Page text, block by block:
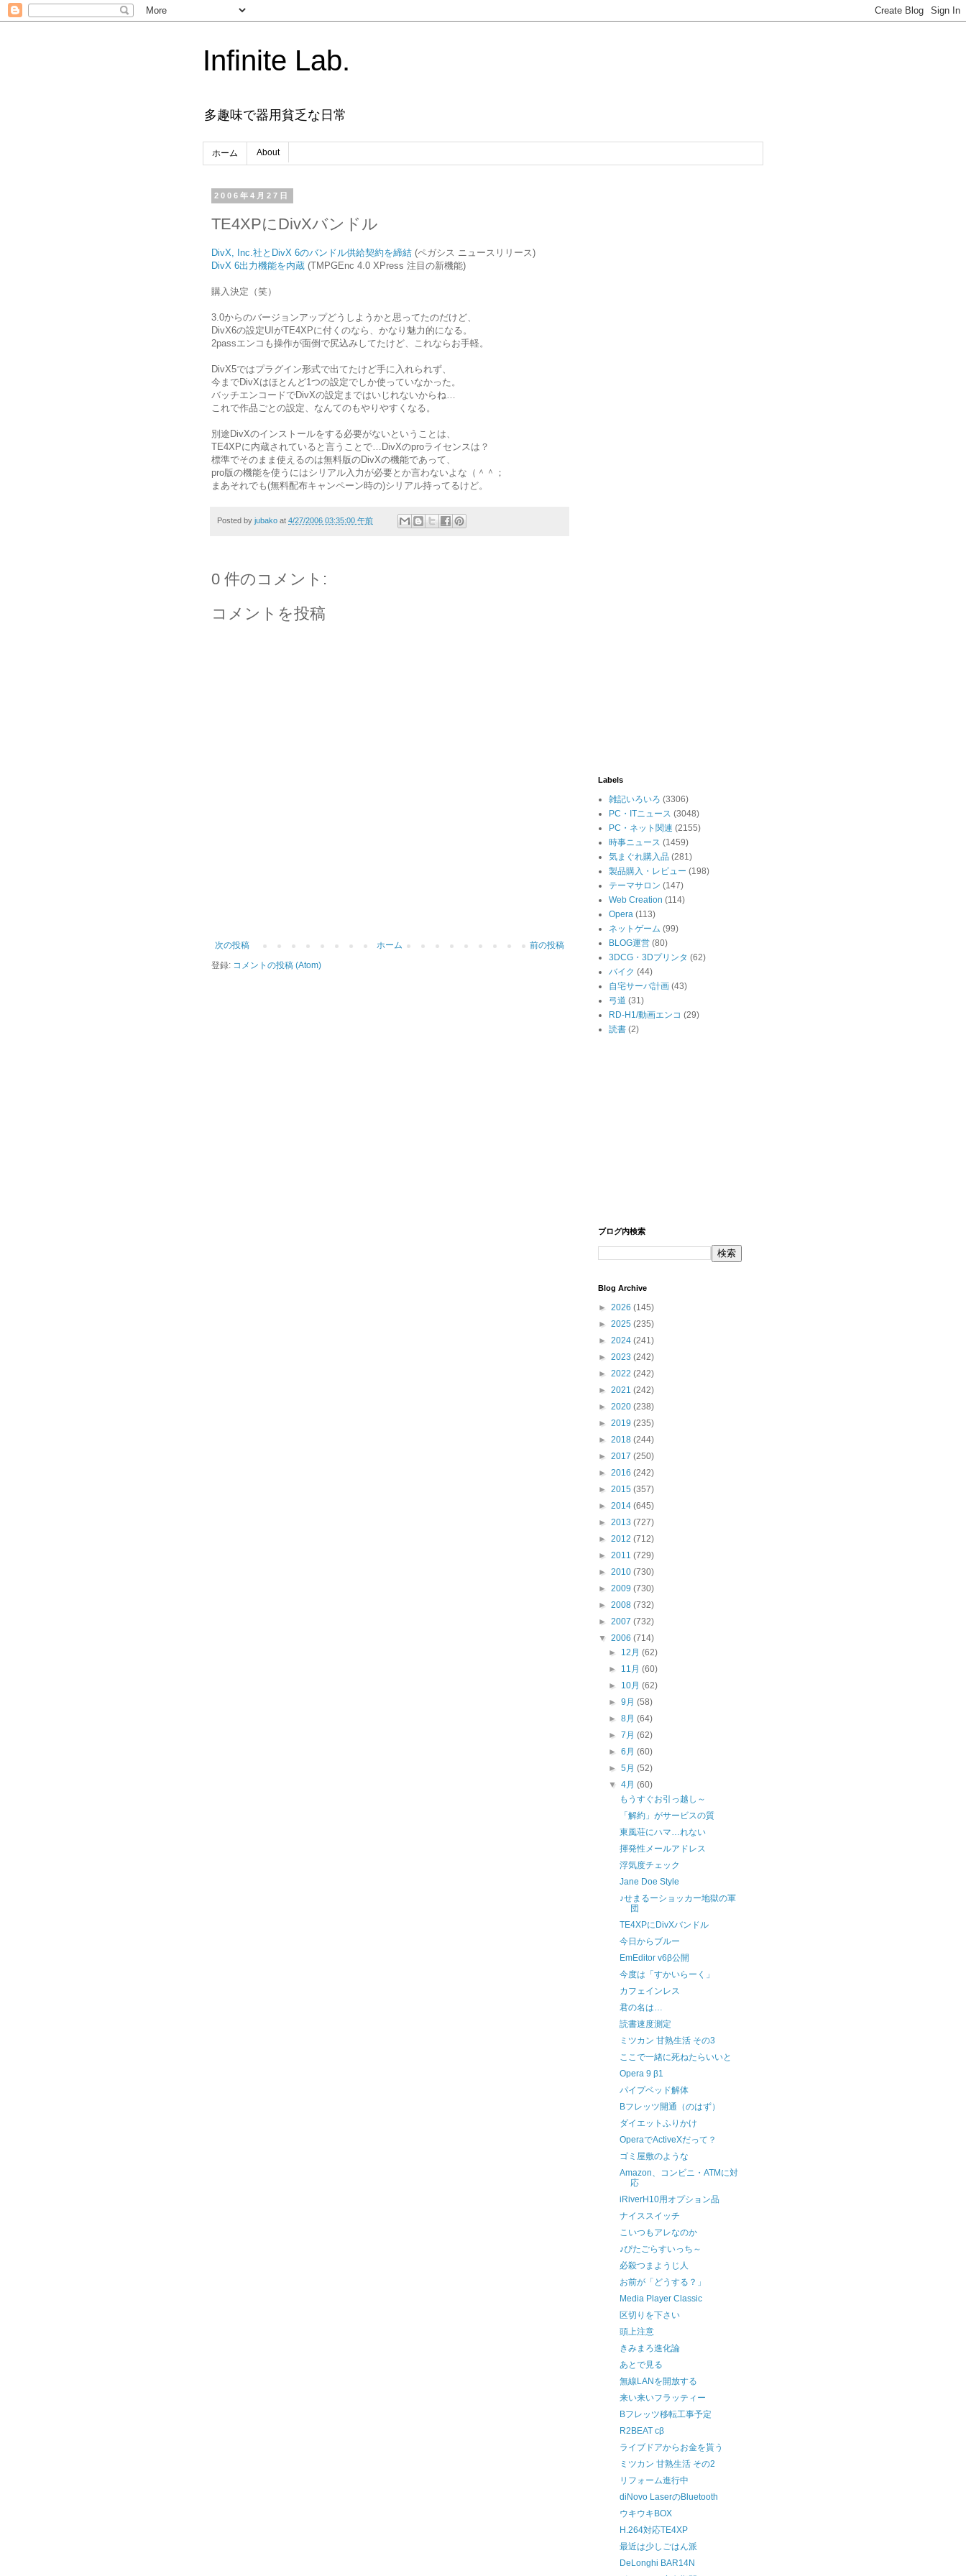
Infinite Lab.
多趣味で器用貧乏な日常
ホーム About
2006年4月27日
TE4XPにDivXバンドル
DivX, Inc.社とDivX 6のバンドル供給契約を締結 (ペガシス ニュースリリース)
DivX 6出力機能を内蔵 (TMPGEnc 4.0 XPress 注目の新機能)
購入決定（笑）
3.0からのバージョンアップどうしようかと思ってたのだけど、
DivX6の設定UIがTE4XPに付くのなら、かなり魅力的になる。
2passエンコも操作が面倒で尻込みしてたけど、これならお手軽。
DivX5ではプラグイン形式で出てたけど手に入れられず、
今までDivXはほとんど1つの設定でしか使っていなかった。
バッチエンコードでDivXの設定まではいじれないからね…
これで作品ごとの設定、なんてのもやりやすくなる。
別途DivXのインストールをする必要がないということは、
TE4XPに内蔵されていると言うことで…DivXのproライセンスは？
標準でそのまま使えるのは無料版のDivXの機能であって、
pro版の機能を使うにはシリアル入力が必要とか言わないよな（＾＾；
まあそれでも(無料配布キャンペーン時の)シリアル持ってるけど。
Posted by jubako at 4/27/2006 03:35:00 午前
0 件のコメント:
コメントを投稿
次の投稿 前の投稿
ホーム
登録: コメントの投稿 (Atom)
Labels
雑記いろいろ (3306)
PC・ITニュース (3048)
PC・ネット関連 (2155)
時事ニュース (1459)
気まぐれ購入品 (281)
製品購入・レビュー (198)
テーマサロン (147)
Web Creation (114)
Opera (113)
ネットゲーム (99)
BLOG運営 (80)
3DCG・3Dプリンタ (62)
バイク (44)
自宅サーバ計画 (43)
弓道 (31)
RD-H1/動画エンコ (29)
読書 (2)
ブログ内検索
Blog Archive
► 2026 (145)
► 2025 (235)
► 2024 (241)
► 2023 (242)
► 2022 (242)
► 2021 (242)
► 2020 (238)
► 2019 (235)
► 2018 (244)
► 2017 (250)
► 2016 (242)
► 2015 (357)
► 2014 (645)
► 2013 (727)
► 2012 (712)
► 2011 (729)
► 2010 (730)
► 2009 (730)
► 2008 (732)
► 2007 (732)
▼ 2006 (714)
► 12月(62)
► 11月(60)
► 10月(62)
►9月(58)
►8月(64)
►7月(62)
►6月(60)
►5月(52)
▼4月(60)
もうすぐお引っ越し～
「解約」がサービスの質
東風荘にハマ…れない
揮発性メールアドレス
浮気度チェック
Jane Doe Style
♪せまるーショッカー地獄の軍
団
TE4XPにDivXバンドル
今日からブルー
EmEditor v6β公開
今度は「すかいらーく」
カフェインレス
君の名は…
読書速度測定
ミツカン 甘熟生活 その3
ここで一緒に死ねたらいいと
Opera 9 β1
パイプベッド解体
Bフレッツ開通（のはず）
ダイエットふりかけ
OperaでActiveXだって？
ゴミ屋敷のような
Amazon、コンビニ・ATMに対
応
iRiverH10用オプション品
ナイススイッチ
こいつもアレなのか
♪ぴたごらすいっち～
必殺つまようじ人
お前が「どうする？」
Media Player Classic
区切りを下さい
頭上注意
きみまろ進化論
あとで見る
無線LANを開放する
来い来いフラッティー
Bフレッツ移転工事予定
R2BEAT cβ
ライブドアからお金を貰う
ミツカン 甘熟生活 その2
リフォーム進行中
diNovo LaserのBluetooth
ウキウキBOX
H.264対応TE4XP
最近は少しごはん派
DeLonghi BAR14N